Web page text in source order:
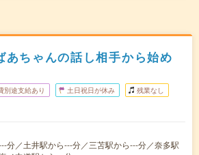
ちゃんの話し相手から始め
別途支給あり 土日祝日が休み 残業なし
分／土井駅から---分／三苫駅から---分／奈多駅